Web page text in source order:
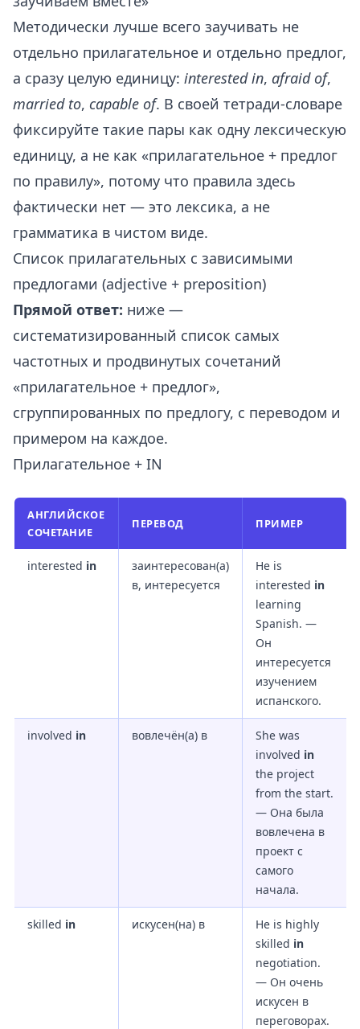
Методически лучше всего заучивать не
отдельно прилагательное и отдельно предлог,
а сразу целую единицу: interested in, afraid of,
married to, capable of. В своей тетради-словаре
фиксируйте такие пары как одну лексическую
единицу, а не как «прилагательное + предлог
по правилу», потому что правила здесь
фактически нет — это лексика, а не
грамматика в чистом виде.
Список прилагательных с зависимыми
предлогами (adjective + preposition)
Прямой ответ: ниже —
систематизированный список самых
частотных и продвинутых сочетаний
«прилагательное + предлог»,
сгруппированных по предлогу, с переводом и
примером на каждое.
Прилагательное + IN
АНГЛИЙСКОЕ
СОЧЕТАНИЕ
ПЕРЕВОД ПРИМЕР
interested in
заинтересован(а)
в, интересуется
He is
interested in
learning
Spanish. —
Он
интересуется
изучением
испанского.
involved in вовлечён(а) в
She was
involved in
the project
from the start.
— Она была
вовлечена в
проект с
самого
начала.
skilled in искусен(на) в
He is highly
skilled in
negotiation.
— Он очень
искусен в
переговорах.